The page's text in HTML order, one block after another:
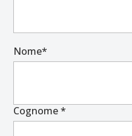
Nome*
Cognome *